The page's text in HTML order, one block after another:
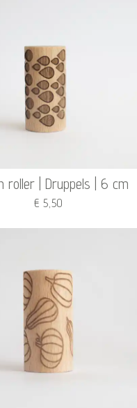
roller | Druppels | 6 cm
€ 5,50